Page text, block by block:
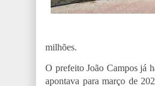
milhões.
O prefeito João Campos já
apontava para março de